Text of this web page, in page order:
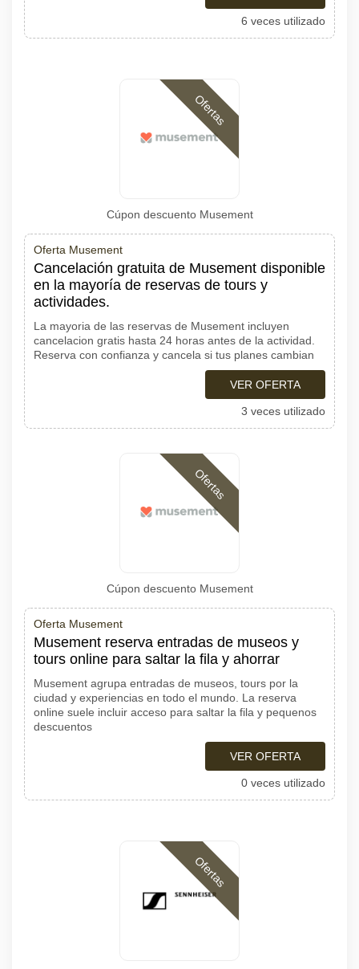
6 veces utilizado
Ofertas
Cúpon descuento Musement
Oferta Musement
Cancelación gratuita de Musement disponible
en la mayoría de reservas de tours y
actividades.
La mayoria de las reservas de Musement incluyen
cancelacion gratis hasta 24 horas antes de la actividad.
Reserva con confianza y cancela si tus planes cambian
VER OFERTA
3 veces utilizado
Ofertas
Cúpon descuento Musement
Oferta Musement
Musement reserva entradas de museos y
tours online para saltar la fila y ahorrar
Musement agrupa entradas de museos, tours por la
ciudad y experiencias en todo el mundo. La reserva
online suele incluir acceso para saltar la fila y pequenos
descuentos
VER OFERTA
0 veces utilizado
Ofertas